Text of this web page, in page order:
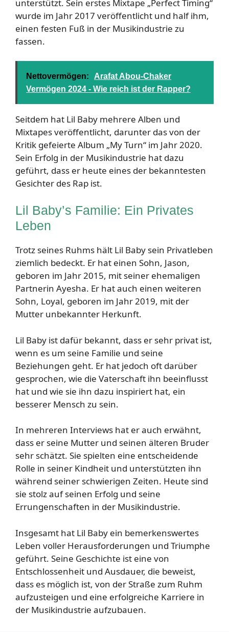
unterstützt. Sein erstes Mixtape „Perfect Timing“
wurde im Jahr 2017 veröffentlicht und half ihm,
einen festen Fuß in der Musikindustrie zu
fassen.
Nettovermögen:
Arafat Abou-Chaker
Vermögen 2024 - Wie reich ist der Rapper?
Seitdem hat Lil Baby mehrere Alben und
Mixtapes veröffentlicht, darunter das von der
Kritik gefeierte Album „My Turn“ im Jahr 2020.
Sein Erfolg in der Musikindustrie hat dazu
geführt, dass er heute eines der bekanntesten
Gesichter des Rap ist.
Lil Baby’s Familie: Ein Privates
Leben
Trotz seines Ruhms hält Lil Baby sein Privatleben
ziemlich bedeckt. Er hat einen Sohn, Jason,
geboren im Jahr 2015, mit seiner ehemaligen
Partnerin Ayesha. Er hat auch einen weiteren
Sohn, Loyal, geboren im Jahr 2019, mit der
Mutter unbekannter Herkunft.
Lil Baby ist dafür bekannt, dass er sehr privat ist,
wenn es um seine Familie und seine
Beziehungen geht. Er hat jedoch oft darüber
gesprochen, wie die Vaterschaft ihn beeinflusst
hat und wie sie ihn dazu inspiriert hat, ein
besserer Mensch zu sein.
In mehreren Interviews hat er auch erwähnt,
dass er seine Mutter und seinen älteren Bruder
sehr schätzt. Sie spielten eine entscheidende
Rolle in seiner Kindheit und unterstützten ihn
während seiner schwierigen Zeiten. Heute sind
sie stolz auf seinen Erfolg und seine
Errungenschaften in der Musikindustrie.
Insgesamt hat Lil Baby ein bemerkenswertes
Leben voller Herausforderungen und Triumphe
geführt. Seine Geschichte ist eine von
Entschlossenheit und Ausdauer, die beweist,
dass es möglich ist, von der Straße zum Ruhm
aufzusteigen und eine erfolgreiche Karriere in
der Musikindustrie aufzubauen.